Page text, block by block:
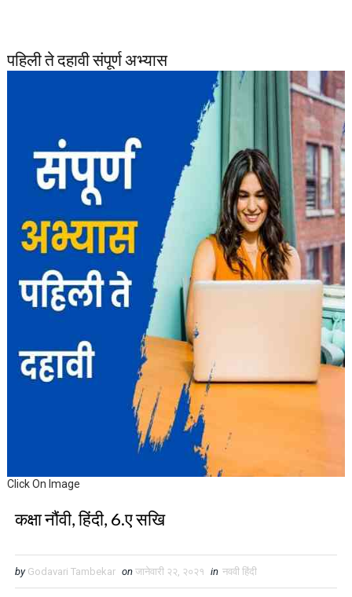
पहिली ते दहावी संपूर्ण अभ्यास
Click On Image
कक्षा नौंवी, हिंदी, 6.ए सखि
by Godavari Tambekar on जानेवारी २२, २०२१ in नववी हिंदी